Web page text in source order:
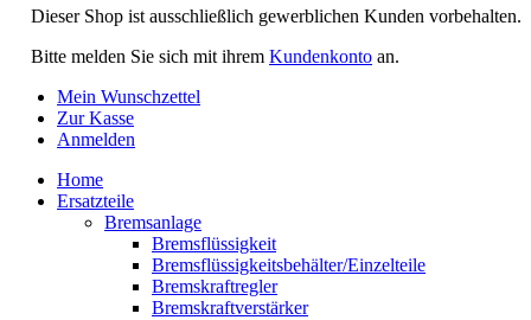
Dieser Shop ist ausschließlich gewerblichen Kunden vorbehalten.
Bitte melden Sie sich mit ihrem Kundenkonto an.
Mein Wunschzettel
Zur Kasse
Anmelden
Home
Ersatzteile
Bremsanlage
Bremsflüssigkeit
Bremsflüssigkeitsbehälter/Einzelteile
Bremskraftregler
Bremskraftverstärker